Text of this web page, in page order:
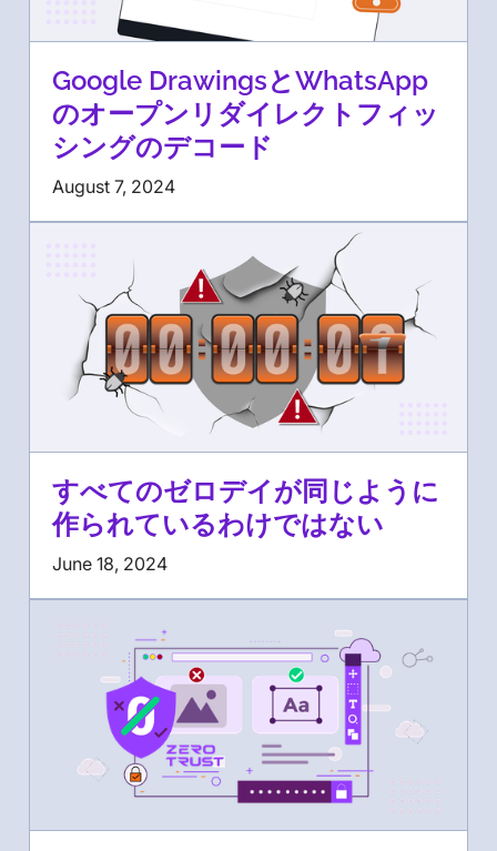
Google DrawingsとWhatsApp
のオープンリダイレクトフィッ
シングのデコード
August 7, 2024
すべてのゼロデイが同じように
作られているわけではない
June 18, 2024